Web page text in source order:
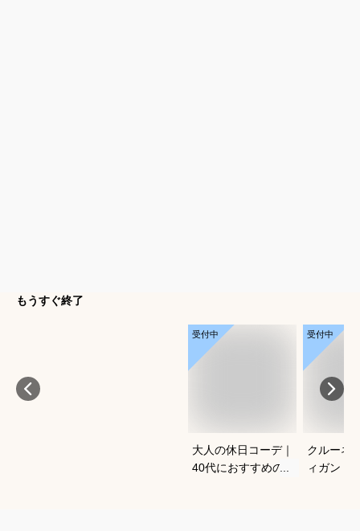
もうすぐ終了
受付中
大人の休日コーデ｜
40代におすすめのお
受付中
クルーネ
ィガン｜